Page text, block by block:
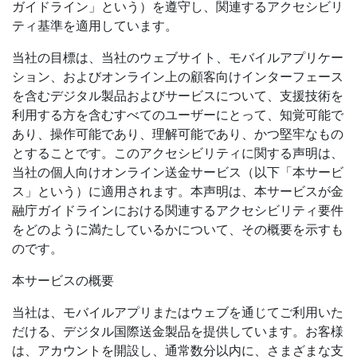
ガイドライン」という）を遵守し、関連するアクセシビリ
ティ基準を適用しています。
当社の目標は、当社のウェブサイト、モバイルアプリケー
ション、およびオンライン上の顧客向けインターフェース
を含むデジタル製品およびサービスについて、支援技術を
利用する方を含むすべてのユーザーにとって、知覚可能で
あり、操作可能であり、理解可能であり、かつ堅牢なもの
とすることです。このアクセシビリティに関する声明は、
当社の個人向けオンライン送金サービス（以下「本サービ
ス」という）に適用されます。本声明は、本サービスが金
融庁ガイドラインにおける関連するアクセシビリティ要件
をどのように満たしているかについて、その概要を示すも
のです。
本サービスの概要
当社は、モバイルアプリまたはウェブを通じてご利用いた
だける、デジタル国際送金製品を提供しています。お客様
は、アカウントを開設し、通常数分以内に、さまざまな支